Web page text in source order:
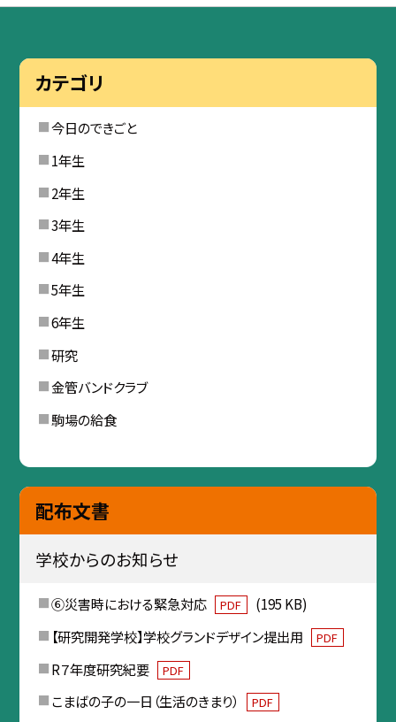
カテゴリ
今日のできごと
1年生
2年生
3年生
4年生
5年生
6年生
研究
金管バンドクラブ
駒場の給食
配布文書
学校からのお知らせ
⑥災害時における緊急対応 PDF
(195 KB)
【研究開発学校】学校グランドデザイン提出用
PDF
R７年度研究紀要 PDF
こまばの子の一日（生活のきまり） PDF